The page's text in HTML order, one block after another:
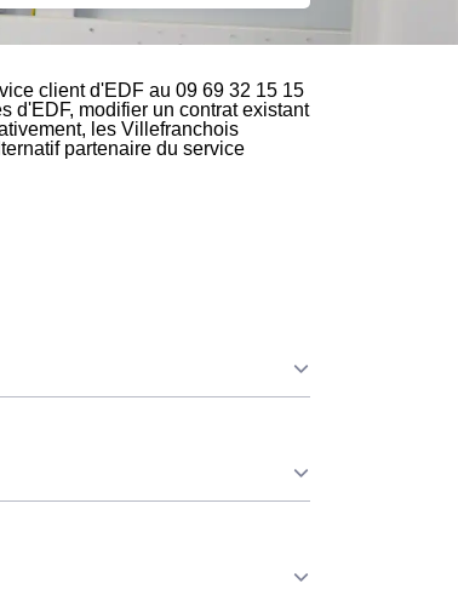
client d'EDF au 09 69 32 15 15
d'EDF, modifier un contrat existant
les Villefranchois
partenaire du service